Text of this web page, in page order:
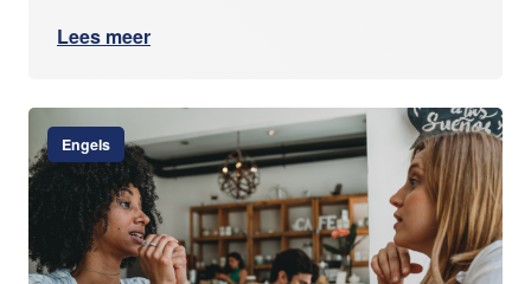
Lees meer
Engels